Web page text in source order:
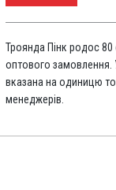
Троянда Пінк родос
оптового замовлення.
вказана на одиницю
менеджерів.